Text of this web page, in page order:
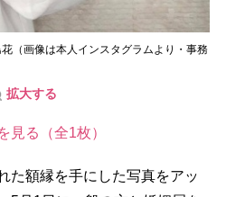
（画像は本人インスタグラムより・事務
拡大する
見る（全1枚）
た額縁を手にした写真をアッ